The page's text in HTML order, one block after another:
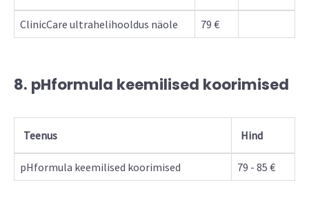
ClinicCare ultrahelihooldus näole 79 €
8. pHformula keemilised koorimised
Teenus Hind
pHformula keemilised koorimised 79 - 85 €